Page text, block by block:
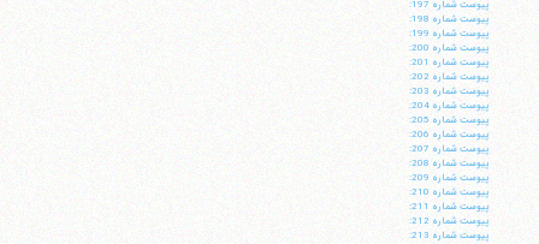
پيوست شماره 197:
پيوست شماره 198:
پيوست شماره 199:
پيوست شماره 200:
پيوست شماره 201:
پيوست شماره 202:
پيوست شماره 203:
پيوست شماره 204:
پيوست شماره 205:
پيوست شماره 206:
پيوست شماره 207:
پيوست شماره 208:
پيوست شماره 209:
پيوست شماره 210:
پيوست شماره 211:
پيوست شماره 212:
پيوست شماره 213: